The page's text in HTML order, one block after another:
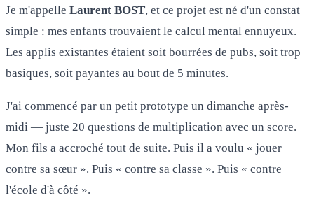
Je m'appelle Laurent BOST, et ce projet est né d'un constat
simple : mes enfants trouvaient le calcul mental ennuyeux.
Les applis existantes étaient soit bourrées de pubs, soit trop
basiques, soit payantes au bout de 5 minutes.
J'ai commencé par un petit prototype un dimanche après-
midi — juste 20 questions de multiplication avec un score.
Mon fils a accroché tout de suite. Puis il a voulu « jouer
contre sa sœur ». Puis « contre sa classe ». Puis « contre
l'école d'à côté ».